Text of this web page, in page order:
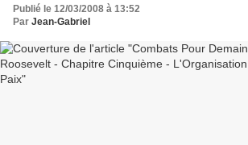
Publié le 12/03/2008 à 13:52
Par Jean-Gabriel